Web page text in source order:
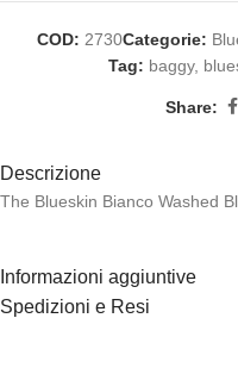
COD: 2730Categorie:
Tag: baggy,
Share:
Descrizione
The Blueskin Bianco Washed
Informazioni aggiuntive
Spedizioni e Resi